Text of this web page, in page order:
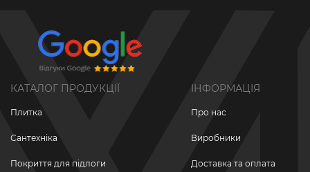
КАТАЛОГ ПРОДУКЦІЇ
Плитка
Сантехніка
Покриття для підлоги
ІНФОРМАЦІЯ
Про нас
Виробники
Доставка та оплата